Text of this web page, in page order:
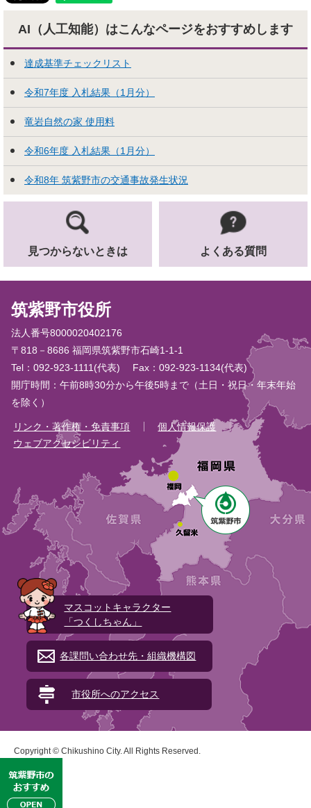
AI（人工知能）はこんなページをおすすめします
達成基準チェックリスト
令和7年度 入札結果（1月分）
竜岩自然の家 使用料
令和6年度 入札結果（1月分）
令和8年 筑紫野市の交通事故発生状況
見つからないときは よくある質問
筑紫野市役所
法人番号8000020402176
〒818－8686 福岡県筑紫野市石崎1-1-1
Tel：092-923-1111(代表)
Fax：092-923-1134(代表)
開庁時間：午前8時30分から午後5時まで（土日・祝日・年末年始
を除く）
リンク・著作権・免責事項
個人情報保護
ウェブアクセシビリティ
マスコットキャラクター
「つくしちゃん」
各課問い合わせ先・組織機構図
市役所へのアクセス
Copyright © Chikushino City. All Rights Reserved.